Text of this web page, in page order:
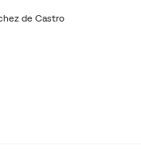
de Castro